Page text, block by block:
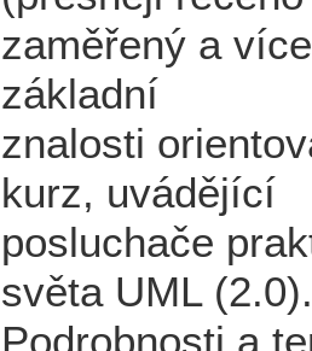
zaměřený a
základní
znalosti
kurz, uvádějící
posluchače
světa UML (2.0).
Podrobnosti a